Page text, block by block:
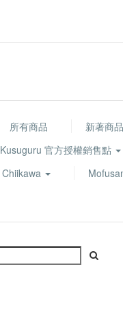
所有商品 新著商品
Kusuguru 官方授權銷售點
Chiikawa